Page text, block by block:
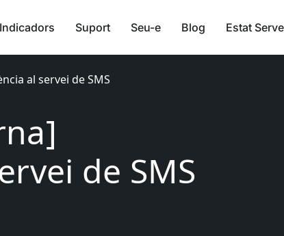
Indicadors Suport Seu-e Blog Estat
al servei de SMS
de SMS